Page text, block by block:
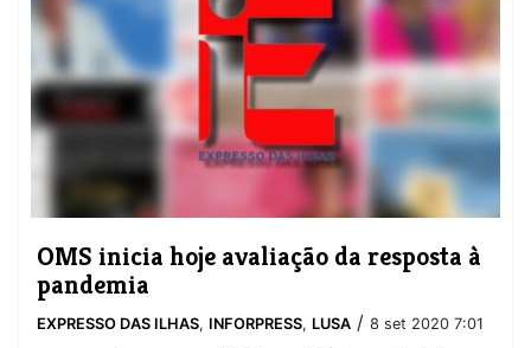
OMS inicia hoje avaliação da resposta à
pandemia
EXPRESSO DAS ILHAS, INFORPRESS, LUSA / 8 set 2020 7:01